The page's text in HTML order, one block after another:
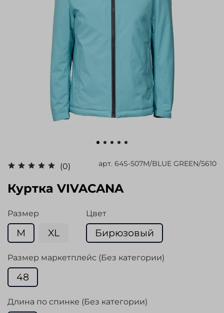
(0) арт. 64S-507M/BLUE GREEN/5610
Куртка VIVACANA
Размер
M XL
Цвет
Бирюзовый
Размер маркетплейс (Без категории)
48
Длина по спинке (Без категории)